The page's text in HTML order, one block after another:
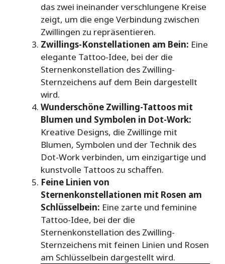
das zwei ineinander verschlungene Kreise
zeigt, um die enge Verbindung zwischen
Zwillingen zu repräsentieren.
Zwillings-Konstellationen am Bein: Eine
elegante Tattoo-Idee, bei der die
Sternenkonstellation des Zwilling-
Sternzeichens auf dem Bein dargestellt
wird.
Wunderschöne Zwilling-Tattoos mit
Blumen und Symbolen in Dot-Work:
Kreative Designs, die Zwillinge mit
Blumen, Symbolen und der Technik des
Dot-Work verbinden, um einzigartige und
kunstvolle Tattoos zu schaffen.
Feine Linien von
Sternenkonstellationen mit Rosen am
Schlüsselbein: Eine zarte und feminine
Tattoo-Idee, bei der die
Sternenkonstellation des Zwilling-
Sternzeichens mit feinen Linien und Rosen
am Schlüsselbein dargestellt wird.